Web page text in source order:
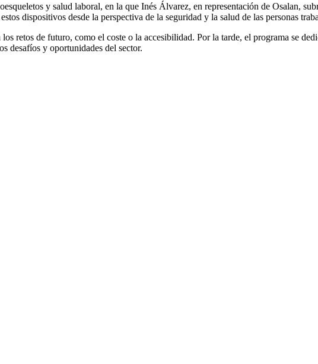
y salud laboral, en la que Inés Álvarez, en representación de Osalan,
dispositivos desde la perspectiva de la seguridad y la salud de las personas
retos de futuro, como el coste o la accesibilidad. Por la tarde, el programa se
desafíos y oportunidades del sector.